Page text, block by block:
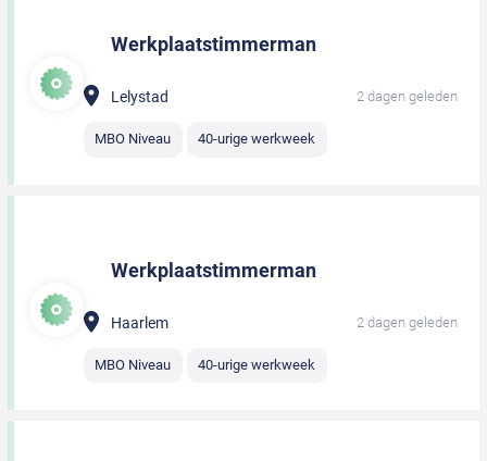
Werkplaatstimmerman
Lelystad 2 dagen geleden
MBO Niveau 40-urige werkweek
Werkplaatstimmerman
Haarlem 2 dagen geleden
MBO Niveau 40-urige werkweek